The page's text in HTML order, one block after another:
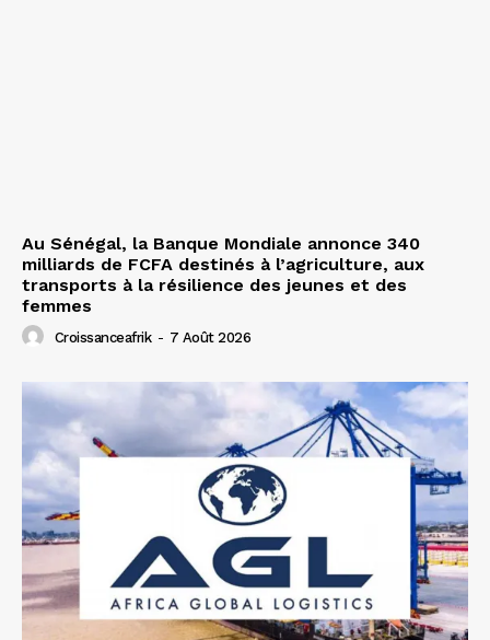
Au Sénégal, la Banque Mondiale annonce 340
milliards de FCFA destinés à l’agriculture, aux
transports à la résilience des jeunes et des
femmes
Croissanceafrik - 7 Août 2026